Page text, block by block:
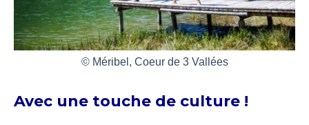
© Méribel, Coeur de 3 Vallées
Avec une touche de culture !